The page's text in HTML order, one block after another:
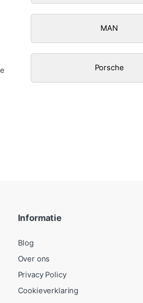
MAN
Porsche
Informatie
Blog
Over ons
Privacy Policy
Cookieverklaring